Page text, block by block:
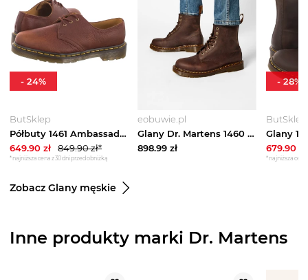
ButSklep
Półbuty 1461 Ambassador Cashew 31992253 (DR88-a) Dr. Martens
649.90 zł 849.90zł*
*najniższa cena z 30 dni przed obniżką
- 24%
eobuwie.pl
Glany Dr. Martens 1460 11822203 Brązowy
898.99 zł
ButSklep
679.90zł
*najniższa cena
-28%
Zobacz Glany męskie
Inne produkty marki Dr. Martens